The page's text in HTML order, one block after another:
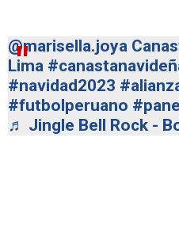
@marisella.joya
Lima
#navidad2023
#futbolperuano
♬ Jingle Bell Rock -